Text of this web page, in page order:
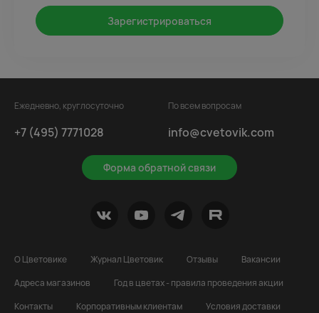
Зарегистрироваться
Ежедневно, круглосуточно
+7 (495) 7771028
Форма обратной связи
По всем вопросам
info@cvetovik.com
О Цветовике Журнал Цветовик Отзывы
Вакансии
Адреса магазинов
Год в цветах - правила проведения акции
Контакты
Корпоративным клиентам
Условия доставки